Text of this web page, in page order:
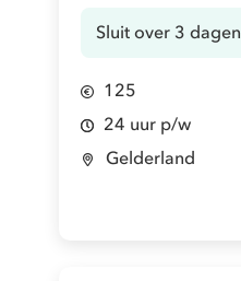
Sluit over 3 dagen
125
24 uur p/w
Gelderland